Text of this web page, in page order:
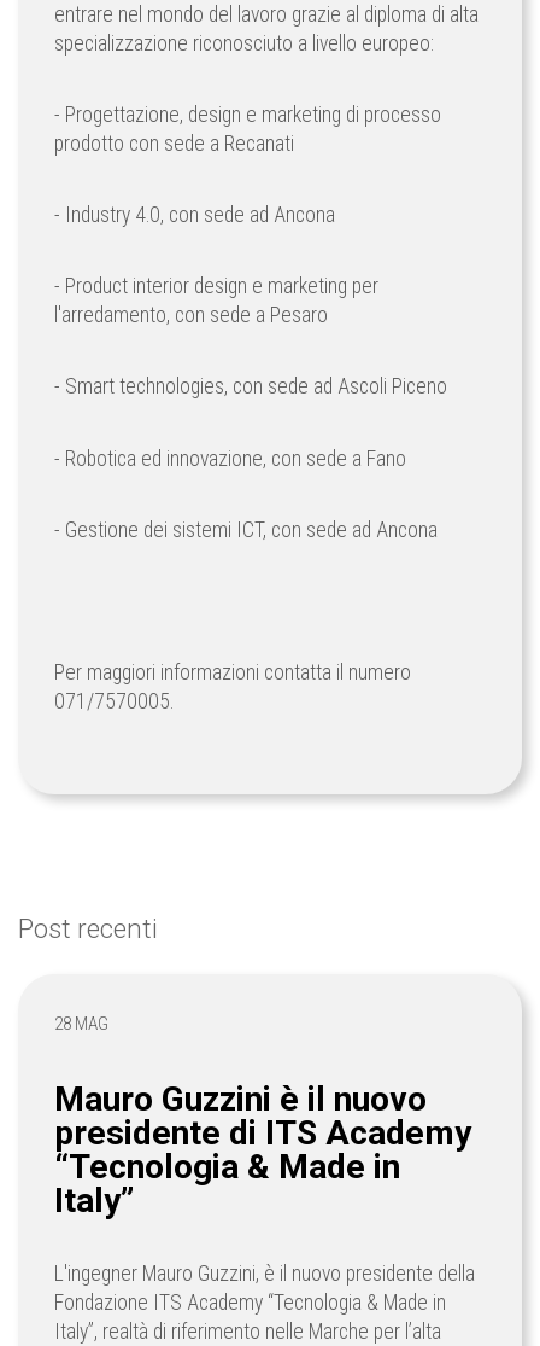
entrare nel mondo del lavoro grazie al diploma di alta
specializzazione riconosciuto a livello europeo:
- Progettazione, design e marketing di processo
prodotto con sede a Recanati
- Industry 4.0, con sede ad Ancona
- Product interior design e marketing per
l'arredamento, con sede a Pesaro
- Smart technologies, con sede ad Ascoli Piceno
- Robotica ed innovazione, con sede a Fano
- Gestione dei sistemi ICT, con sede ad Ancona
Per maggiori informazioni contatta il numero
071/7570005.
Post recenti
28 MAG
Mauro Guzzini è il nuovo
presidente di ITS Academy
“Tecnologia & Made in
Italy”
L'ingegner Mauro Guzzini, è il nuovo presidente della
Fondazione ITS Academy “Tecnologia & Made in
Italy”, realtà di riferimento nelle Marche per l’alta